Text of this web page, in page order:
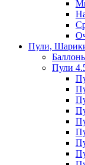
Пули,
Пули